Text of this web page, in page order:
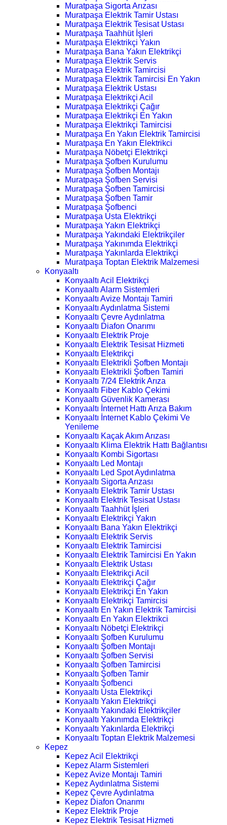
Muratpaşa Sigorta Arızası
Muratpaşa Elektrik Tamir Ustası
Muratpaşa Elektrik Tesisat Ustası
Muratpaşa Taahhüt İşleri
Muratpaşa Elektrikçi Yakın
Muratpaşa Bana Yakın Elektrikçi
Muratpaşa Elektrik Servis
Muratpaşa Elektrik Tamircisi
Muratpaşa Elektrik Tamircisi En Yakın
Muratpaşa Elektrik Ustası
Muratpaşa Elektrikçi Acil
Muratpaşa Elektrikçi Çağır
Muratpaşa Elektrikçi En Yakın
Muratpaşa Elektrikçi Tamircisi
Muratpaşa En Yakın Elektrik Tamircisi
Muratpaşa En Yakın Elektrikci
Muratpaşa Nöbetçi Elektrikçi
Muratpaşa Şofben Kurulumu
Muratpaşa Şofben Montajı
Muratpaşa Şofben Servisi
Muratpaşa Şofben Tamircisi
Muratpaşa Şofben Tamir
Muratpaşa Şofbenci
Muratpaşa Usta Elektrikçi
Muratpaşa Yakın Elektrikçi
Muratpaşa Yakındaki Elektrikçiler
Muratpaşa Yakınımda Elektrikçi
Muratpaşa Yakınlarda Elektrikçi
Muratpaşa Toptan Elektrik Malzemesi
Konyaaltı
Konyaaltı Acil Elektrikçi
Konyaaltı Alarm Sistemleri
Konyaaltı Avize Montajı Tamiri
Konyaaltı Aydınlatma Sistemi
Konyaaltı Çevre Aydınlatma
Konyaaltı Diafon Onarımı
Konyaaltı Elektrik Proje
Konyaaltı Elektrik Tesisat Hizmeti
Konyaaltı Elektrikçi
Konyaaltı Elektrikli Şofben Montajı
Konyaaltı Elektrikli Şofben Tamiri
Konyaaltı 7/24 Elektrik Arıza
Konyaaltı Fiber Kablo Çekimi
Konyaaltı Güvenlik Kamerası
Konyaaltı İnternet Hattı Arıza Bakım
Konyaaltı İnternet Kablo Çekimi Ve
Yenileme
Konyaaltı Kaçak Akım Arızası
Konyaaltı Klima Elektrik Hattı Bağlantısı
Konyaaltı Kombi Sigortası
Konyaaltı Led Montajı
Konyaaltı Led Spot Aydınlatma
Konyaaltı Sigorta Arızası
Konyaaltı Elektrik Tamir Ustası
Konyaaltı Elektrik Tesisat Ustası
Konyaaltı Taahhüt İşleri
Konyaaltı Elektrikçi Yakın
Konyaaltı Bana Yakın Elektrikçi
Konyaaltı Elektrik Servis
Konyaaltı Elektrik Tamircisi
Konyaaltı Elektrik Tamircisi En Yakın
Konyaaltı Elektrik Ustası
Konyaaltı Elektrikçi Acil
Konyaaltı Elektrikçi Çağır
Konyaaltı Elektrikçi En Yakın
Konyaaltı Elektrikçi Tamircisi
Konyaaltı En Yakın Elektrik Tamircisi
Konyaaltı En Yakın Elektrikci
Konyaaltı Nöbetçi Elektrikçi
Konyaaltı Şofben Kurulumu
Konyaaltı Şofben Montajı
Konyaaltı Şofben Servisi
Konyaaltı Şofben Tamircisi
Konyaaltı Şofben Tamir
Konyaaltı Şofbenci
Konyaaltı Usta Elektrikçi
Konyaaltı Yakın Elektrikçi
Konyaaltı Yakındaki Elektrikçiler
Konyaaltı Yakınımda Elektrikçi
Konyaaltı Yakınlarda Elektrikçi
Konyaaltı Toptan Elektrik Malzemesi
Kepez
Kepez Acil Elektrikçi
Kepez Alarm Sistemleri
Kepez Avize Montajı Tamiri
Kepez Aydınlatma Sistemi
Kepez Çevre Aydınlatma
Kepez Diafon Onarımı
Kepez Elektrik Proje
Kepez Elektrik Tesisat Hizmeti